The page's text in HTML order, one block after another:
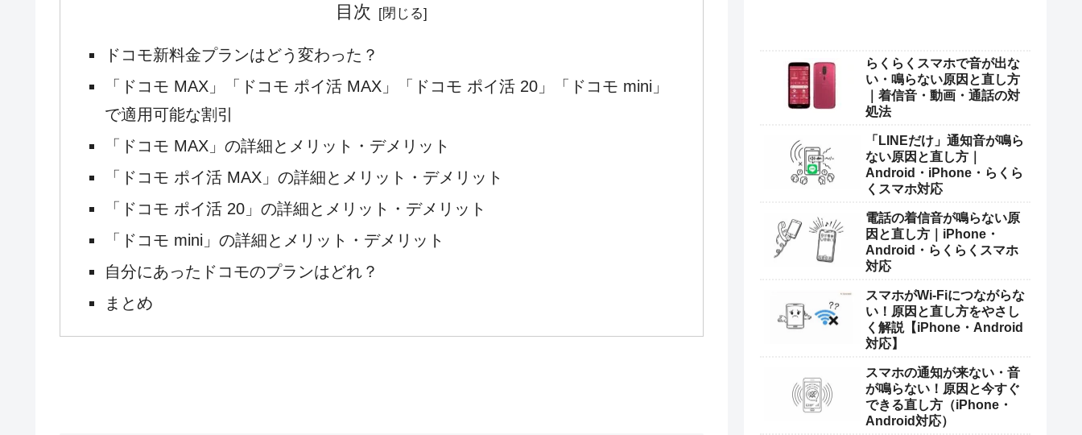
目次
ドコモ新料金プランはどう変わった？
「ドコモ MAX」「ドコモ ポイ活 MAX」「ドコモ ポイ活 20」「ドコモ mini」
で適用可能な割引
「ドコモ MAX」の詳細とメリット・デメリット
「ドコモ ポイ活 MAX」の詳細とメリット・デメリット
「ドコモ ポイ活 20」の詳細とメリット・デメリット
「ドコモ mini」の詳細とメリット・デメリット
自分にあったドコモのプランはどれ？
まとめ
らくらくスマホで音が出な
い・鳴らない原因と直し方
｜着信音・動画・通話の対
処法
「LINEだけ」通知音が鳴ら
ない原因と直し方｜
Android・iPhone・らくら
くスマホ対応
電話の着信音が鳴らない原
因と直し方｜iPhone・
Android・らくらくスマホ
対応
スマホがWi-Fiにつながらな
い！原因と直し方をやさし
く解説【iPhone・Android
対応】
スマホの通知が来ない・音
が鳴らない！原因と今すぐ
できる直し方（iPhone・
Android対応）